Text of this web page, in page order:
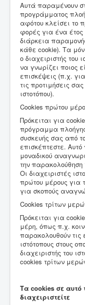
Αυτά παραμένουν
προγράμματος
αφότου κλείσει το
φορές για ένα
διάρκεια
κάθε cookie). Τα
ο διαχειριστής του
να γνωρίζει ποιος
επισκέψεις (π.χ.
τις προτιμήσεις
ιστοτόπου).
Cookies πρώτου
Πρόκειται για
πρόγραμμα
συσκευής σας από
επισκέπτεστε.
μοναδικού
την παρακολούθηση
Οι διαχειριστές
πρώτου μέρους για
για σκοπούς
Cookies τρίτων
Πρόκειται για
μέρη, όπως π.χ.
παρακολουθούν τις
ιστότοπους στους
διαχειριστής του
cookies τρίτων
Τα cookies σε αυτό
διαχειριστείτε